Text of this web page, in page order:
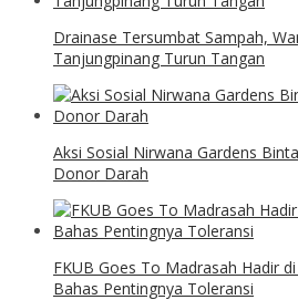
Drainase Tersumbat Sampah,
Tanjungpinang Turun Tangan
Aksi Sosial Nirwana Gardens
Donor Darah
FKUB Goes To Madrasah Hadir
Bahas Pentingnya Toleransi